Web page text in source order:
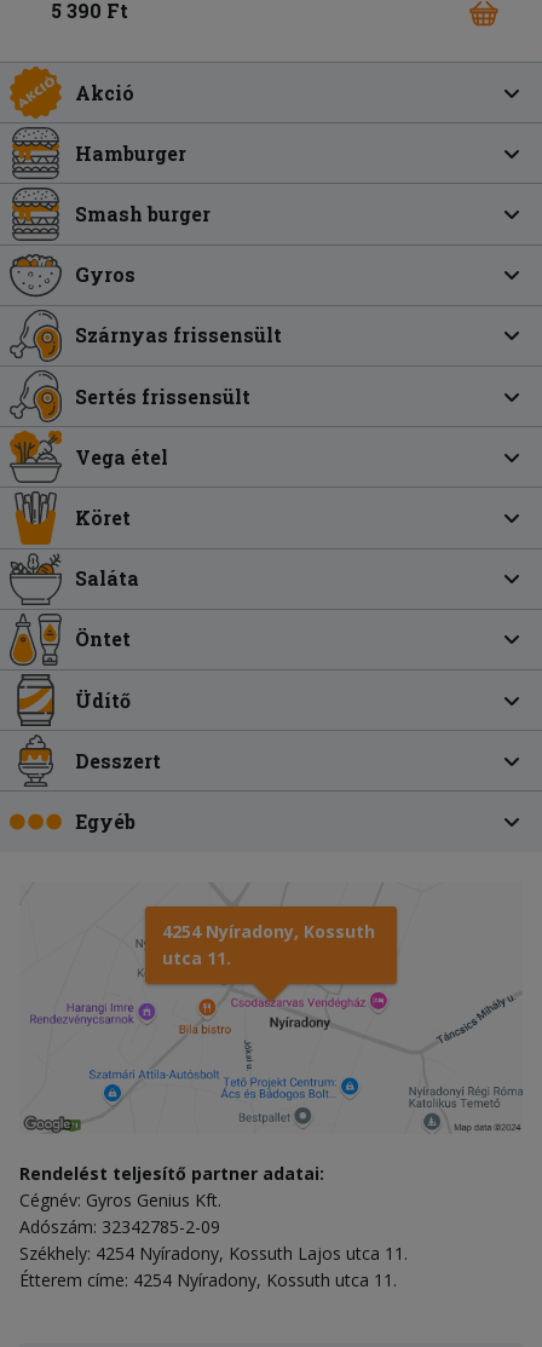
5 390 Ft
Akció
Hamburger
Smash burger
Gyros
Szárnyas frissensült
Sertés frissensült
Vega étel
Köret
Saláta
Öntet
Üdítő
Desszert
Egyéb
4254 Nyíradony, Kossuth
utca 11.
Rendelést teljesítő partner adatai:
Cégnév: Gyros Genius Kft.
Adószám: 32342785-2-09
Székhely: 4254 Nyíradony, Kossuth Lajos utca 11.
Étterem címe: 4254 Nyíradony, Kossuth utca 11.